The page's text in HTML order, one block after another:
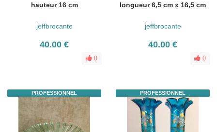
hauteur 16 cm
jeffbrocante
40.00 €
0
longueur 6,5 cm x 16,5 cm
jeffbrocante
40.00 €
0
PROFESSIONNEL PROFESSIONNEL